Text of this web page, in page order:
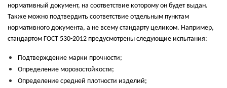
нормативный документ, на соответствие которому он будет выдан.
Также можно подтвердить соответствие отдельным пунктам
нормативного документа, а не всему стандарту целиком. Например,
стандартом ГОСТ 530-2012 предусмотрены следующие испытания:
Подтверждение марки прочности;
Определение морозостойкости;
Определение средней плотности изделий;